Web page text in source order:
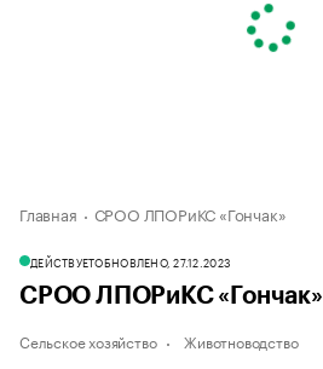
Главная СРОО ЛПОРиКС «Гончак»
ДЕЙСТВУЕТОБНОВЛЕНО, 27.12.2023
СРОО ЛПОРиКС «Гончак»
Сельское хозяйство Животноводство